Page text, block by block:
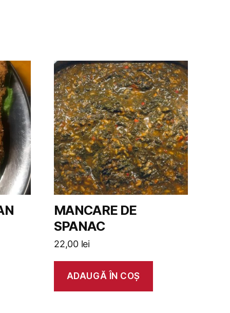
MANCARE DE
SPANAC
22,00 lei
ADAUGĂ ÎN COȘ